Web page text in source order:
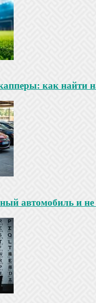
как найти
автомобиль и не